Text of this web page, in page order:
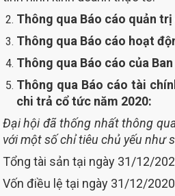
Thông qua Báo cáo quản
Thông qua Báo cáo hoạt
Thông qua Báo cáo của
Thông qua Báo cáo tài
chi trả cổ tức năm 2020:
Đại hội đã thống nhất thông
với một số chỉ tiêu chủ yếu như
Tổng tài sản tại ngày 31/12/
Vốn điều lệ tại ngày 31/12/